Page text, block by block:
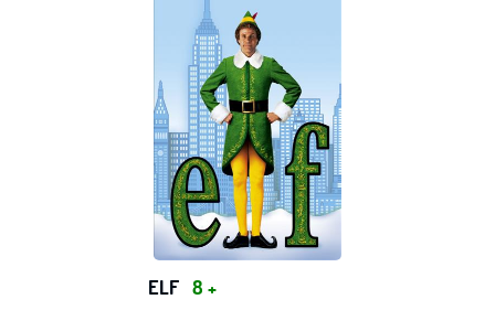
ELF 8 +